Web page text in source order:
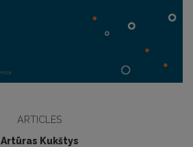
ARTICLES
Artūras Kukštys